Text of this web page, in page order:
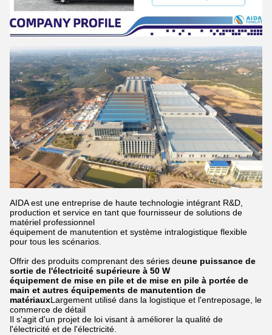
AIDA est une entreprise de haute technologie intégrant R&D,
production et service en tant que fournisseur de solutions de
matériel professionnel
équipement de manutention et système intralogistique flexible
pour tous les scénarios.
Offrir des produits comprenant des séries deune puissance de
sortie de l'électricité supérieure à 50 W
équipement de mise en pile et de mise en pile à portée de
main et autres équipements de manutention de
matériauxLargement utilisé dans la logistique et l'entreposage, le
commerce de détail
Il s'agit d'un projet de loi visant à améliorer la qualité de
l'électricité et de l'électricité.